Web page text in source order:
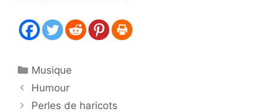
Catégories
Musique
Humour
Perles de haricots